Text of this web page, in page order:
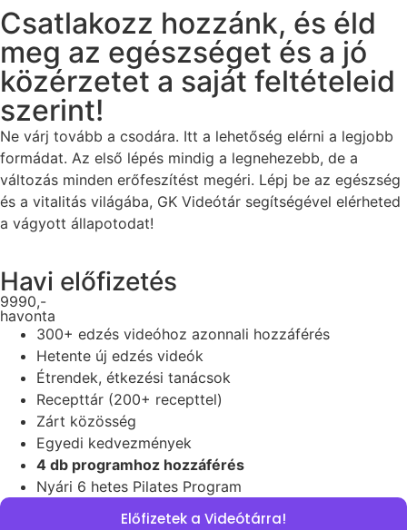
Csatlakozz hozzánk, és éld
meg az egészséget és a jó
közérzetet a saját feltételeid
szerint!
Ne várj tovább a csodára. Itt a lehetőség elérni a legjobb
formádat. Az első lépés mindig a legnehezebb, de a
változás minden erőfeszítést megéri. Lépj be az egészség
és a vitalitás világába, GK Videótár segítségével elérheted
a vágyott állapotodat!
Havi előfizetés
9990,-
havonta
300+ edzés videóhoz azonnali hozzáférés
Hetente új edzés videók
Étrendek, étkezési tanácsok
Recepttár (200+ recepttel)
Zárt közösség
Egyedi kedvezmények
4 db programhoz hozzáférés
Nyári 6 hetes Pilates Program
Előfizetek a Videótárra!